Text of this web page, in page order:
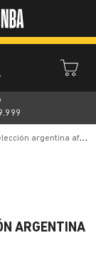
argentina afa hombre
ARGENTINA